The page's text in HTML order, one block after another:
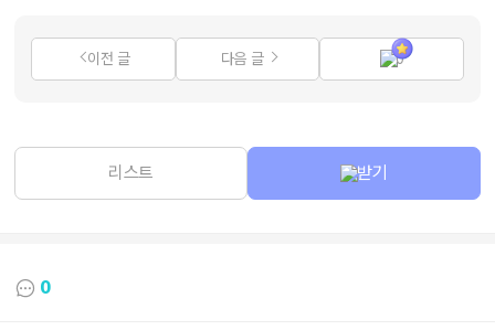
이전 글 다음 글 0
리스트 받기
0